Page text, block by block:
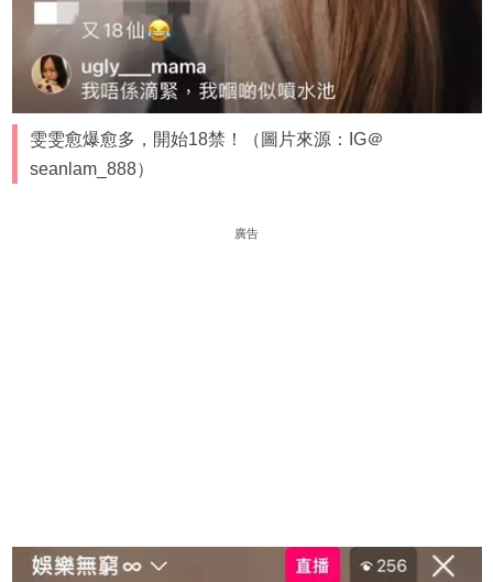
雯雯愈爆愈多，開始18禁！（圖片來源：IG＠
seanlam_888）
廣告